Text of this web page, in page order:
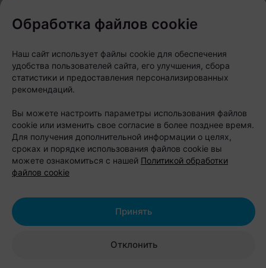
минчан и совершенно особенная
эстетика, которую сегодня все чаще
называют новой городской
романтикой», — объясняют в
«Офистон Маркет».
Что внутри коллекции?
В линейку вошли футболки, бейсболка, стикеры,
брелоки и значки. Принты на них не заигрывают с
Шабаны: серые панельные кварталы,
промышленный пейзаж, атмосфера улицы
это честной городской фактурой, которую
Обработка файлов cookie
Наш сайт использует файлы cookie для обеспечения
удобства пользователей сайта, его улучшения, сбора
статистики и предоставления персонализированных
рекомендаций.
Вы можете настроить параметры использования файлов
cookie или изменить свое согласие в более позднее время.
Для получения дополнительной информации о целях,
сроках и порядке использования файлов cookie вы
можете ознакомиться с нашей Политикой обработки
файлов cookie
Отклонить
Принять